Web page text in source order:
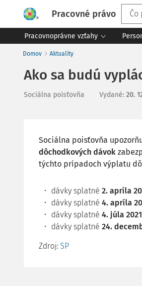
Pracovné právo
Pracovnoprávne vzťahy
Domov Aktuality
Ako sa budú
Sociálna poisťovňa Vydané: 20.
Sociálna poisťovňa
dôchodkových dávok
týchto prípadoch výplatu
dávky splatné 2. apríla
dávky splatné 4. apríla
dávky splatné 4. júla 2021
dávky splatné 24.
Zdroj: SP